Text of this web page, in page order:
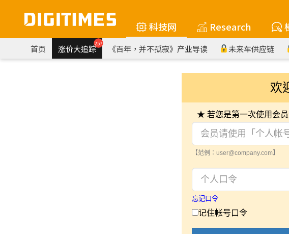
科技网 Research
首页 涨价大追踪257 《百年，并不孤寂》产业导读 未来车供应链
欢
★ 若您是第一次使用会
【范例：user@company.com】
忘记口令
记住帐号口令